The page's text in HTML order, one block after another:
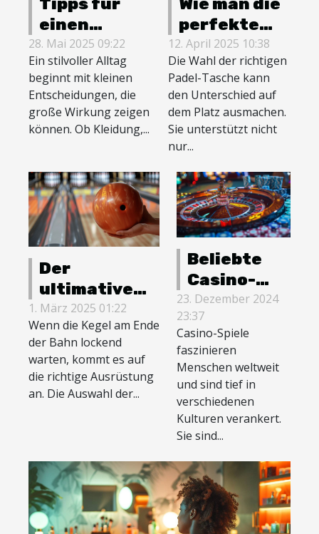
einen
stilvollen
Alltag:
Mode,
Accessoires
und
28. Mai 2025 09:22
Ein stilvoller Alltag
beginnt mit kleinen
Entscheidungen, die
große Wirkung zeigen
können. Ob Kleidung,...
perfekte
Padel-
Tasche für
jeden
Spielstil
auswählt
12. April 2025 10:38
Die Wahl der richtigen
Padel-Tasche kann
den Unterschied auf
dem Platz ausmachen.
Sie unterstützt nicht
nur...
Der
ultimative
Leitfaden
für die
Auswahl der
richtigen
Bowlingkugel
1. März 2025 01:22
Wenn die Kegel am Ende
der Bahn lockend
warten, kommt es auf
die richtige Ausrüstung
an. Die Auswahl der...
Beliebte
Casino-
Spiele und
ihre
kulturelle
Bedeutung
23. Dezember 2024
23:37
Casino-Spiele
faszinieren
Menschen weltweit
und sind tief in
verschiedenen
Kulturen verankert.
Sie sind...